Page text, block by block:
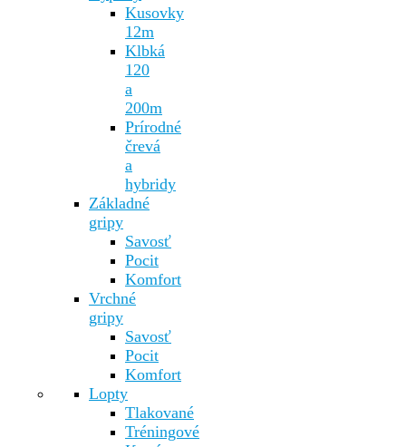
Kusovky
12m
Klbká
120
a
200m
Prírodné
črevá
a
hybridy
Základné
gripy
Savosť
Pocit
Komfort
Vrchné
gripy
Savosť
Pocit
Komfort
Lopty
Tlakované
Tréningové